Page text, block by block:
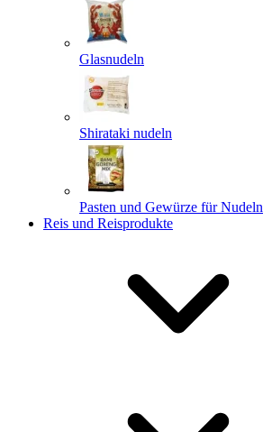
Glasnudeln
Shirataki nudeln
Pasten und Gewürze für Nudeln
Reis und Reisprodukte